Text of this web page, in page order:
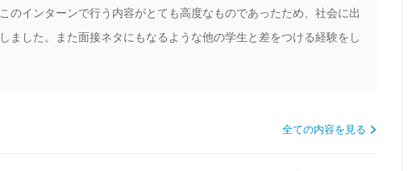
のインターンで行う内容がとても高度なものであったため、社会に出
ました。また面接ネタにもなるような他の学生と差をつける経験をし
全ての内容を見る